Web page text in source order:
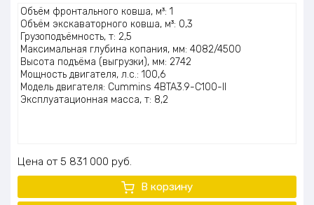
Оценка
5.00из 5
Объём фронтального ковша, м³: 1
Объём экскаваторного ковша, м³: 0,3
Грузоподъёмность, т: 2,5
Максимальная глубина копания, мм: 4082/4500
Высота подъёма (выгрузки), мм: 2742
Мощность двигателя, л.с.: 100,6
Модель двигателя: Cummins 4BTA3.9-C100-II
Эксплуатационная масса, т: 8,2
Цена 5 831 000 руб.
В корзину